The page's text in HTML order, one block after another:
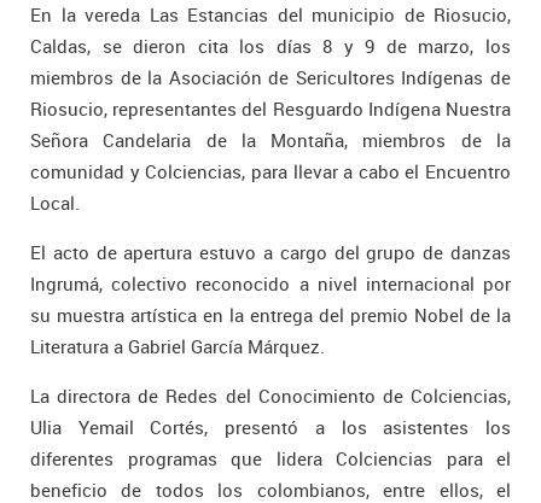
En la vereda Las Estancias del municipio de Riosucio,
Caldas, se dieron cita los días 8 y 9 de marzo, los
miembros de la Asociación de Sericultores Indígenas de
Riosucio, representantes del Resguardo Indígena Nuestra
Señora Candelaria de la Montaña, miembros de la
comunidad y Colciencias, para llevar a cabo el Encuentro
Local.
El acto de apertura estuvo a cargo del grupo de danzas
Ingrumá, colectivo reconocido a nivel internacional por
su muestra artística en la entrega del premio Nobel de la
Literatura a Gabriel García Márquez.
La directora de Redes del Conocimiento de Colciencias,
Ulia Yemail Cortés, presentó a los asistentes los
diferentes programas que lidera Colciencias para el
beneficio de todos los colombianos, entre ellos, el